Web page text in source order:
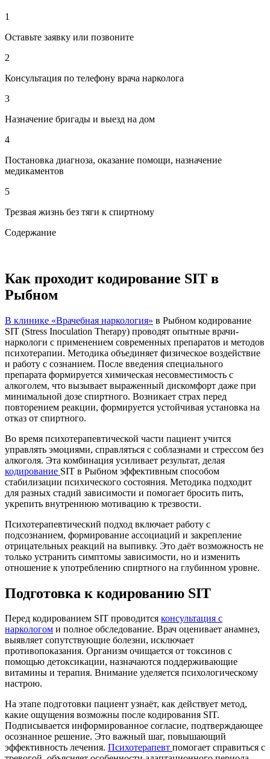
1
Оставьте заявку или позвоните
2
Консультация по телефону врача нарколога
3
Назначение бригады и выезд на дом
4
Постановка диагноза, оказание помощи, назначение
медикаментов
5
Трезвая жизнь без тяги к спиртному
Содержание
Как проходит кодирование SIT в
Рыбном
В клинике «Врачебная наркология» в Рыбном кодирование
SIT (Stress Inoculation Therapy) проводят опытные врачи-
наркологи с применением современных препаратов и методов
психотерапии. Методика объединяет физическое воздействие
и работу с сознанием. После введения специального
препарата формируется химическая несовместимость с
алкоголем, что вызывает выраженный дискомфорт даже при
минимальной дозе спиртного. Возникает страх перед
повторением реакции, формируется устойчивая установка на
отказ от спиртного.
Во время психотерапевтической части пациент учится
управлять эмоциями, справляться с соблазнами и стрессом без
алкоголя. Эта комбинация усиливает результат, делая
кодирование SIT в Рыбном эффективным способом
стабилизации психического состояния. Методика подходит
для разных стадий зависимости и помогает бросить пить,
укрепить внутреннюю мотивацию к трезвости.
Психотерапевтический подход включает работу с
подсознанием, формирование ассоциаций и закрепление
отрицательных реакций на выпивку. Это даёт возможность не
только устранить симптомы зависимости, но и изменить
отношение к употреблению спиртного на глубинном уровне.
Подготовка к кодированию SIT
Перед кодированием SIT проводится консультация с
наркологом и полное обследование. Врач оценивает анамнез,
выявляет сопутствующие болезни, исключает
противопоказания. Организм очищается от токсинов с
помощью детоксикации, назначаются поддерживающие
витамины и терапия. Внимание уделяется психологическому
настрою.
На этапе подготовки пациент узнаёт, как действует метод,
какие ощущения возможны после кодирования SIT.
Подписывается информированное согласие, подтверждающее
осознанное решение. Это важный шаг, повышающий
эффективность лечения. Психотерапевт помогает справиться с